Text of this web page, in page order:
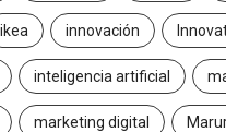
ikea innovación
inteligencia artificial
marketing digital